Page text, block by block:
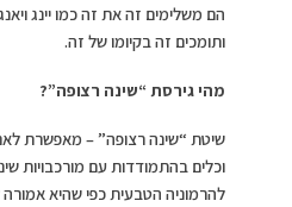
הם משלימים זה את זה כמו יינג
ותומכים זה בקיומו של זה.
מהי גירסת “שינה רצופה”?
שיטת “שינה רצופה” – מאפשרת
וכלים בהתמודדות עם מורכבויות
להרמוניה הטבעית כפי שהיא